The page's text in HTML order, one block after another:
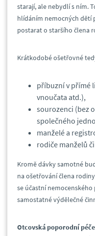
starají, ale nebydlí s ním.
hlídáním nemocných dětí
postarat o staršího člena
Krátkodobé ošetřovné
příbuzní v přímé
vnoučata atd.),
sourozenci (bez
společného
manželé a
rodiče manželů
Kromě dávky samotné
na ošetřování člena
se účastní
samostatné výdělečné
Otcovská poporodní péče